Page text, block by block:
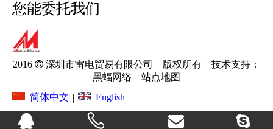
您能委托我们
2016  深圳市雷电贸易有限公司 版权所有 技术支持：
黑蝠网络
站点地图
简体中文 | English